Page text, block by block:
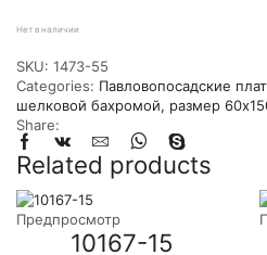
Нет в наличии
SKU: 1473-55
Categories: Павловопосадские
шелковой бахромой, размер
Share:
Related products
Предпросмотр
10167-15